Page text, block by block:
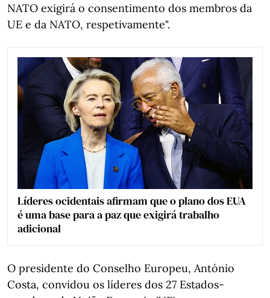
NATO exigirá o consentimento dos membros da
UE e da NATO, respetivamente".
Líderes ocidentais afirmam que o plano dos EUA
é uma base para a paz que exigirá trabalho
adicional
O presidente do Conselho Europeu, António
Costa, convidou os líderes dos 27 Estados-